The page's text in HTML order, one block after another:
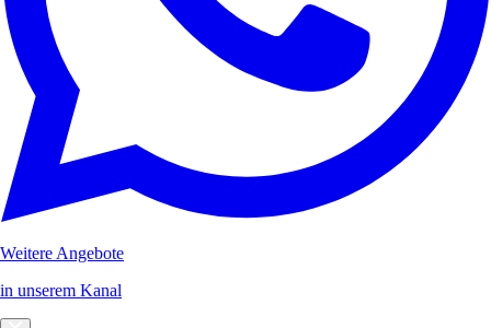
Weitere Angebote
in unserem Kanal